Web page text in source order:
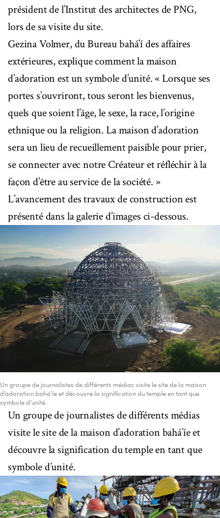
président de l’Institut des architectes de PNG,
lors de sa visite du site.
Gezina Volmer, du Bureau bahá’í des affaires
extérieures, explique comment la maison
d’adoration est un symbole d’unité. « Lorsque ses
portes s’ouvriront, tous seront les bienvenus,
quels que soient l’âge, le sexe, la race, l’origine
ethnique ou la religion. La maison d’adoration
sera un lieu de recueillement paisible pour prier,
se connecter avec notre Créateur et réfléchir à la
façon d’être au service de la société. »
L’avancement des travaux de construction est
présenté dans la galerie d’images ci-dessous.
Un groupe de journalistes de différents médias visite le site de la maison
d’adoration bahá’íe et découvre la signification du temple en tant que
symbole d’unité.
Un groupe de journalistes de différents médias
visite le site de la maison d’adoration bahá’íe et
découvre la signification du temple en tant que
symbole d’unité.